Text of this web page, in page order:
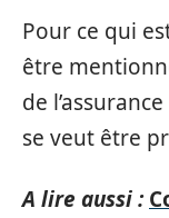
Pour ce qui
être
de
se veut être
A lire aussi :